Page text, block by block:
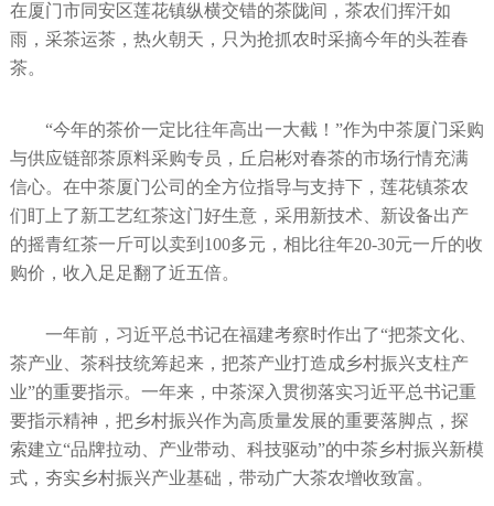
在厦门市同安区莲花镇纵横交错的茶陇间，茶农们挥汗如
雨，采茶运茶，热火朝天，只为抢抓农时采摘今年的头茬春
茶。
“今年的茶价一定比往年高出一大截！”作为中茶厦门采购
与供应链部茶原料采购专员，丘启彬对春茶的市场行情充满
信心。在中茶厦门公司的全方位指导与支持下，莲花镇茶农
们盯上了新工艺红茶这门好生意，采用新技术、新设备出产
的摇青红茶一斤可以卖到100多元，相比往年20-30元一斤的收
购价，收入足足翻了近五倍。
一年前，习近平总书记在福建考察时作出了“把茶文化、
茶产业、茶科技统筹起来，把茶产业打造成乡村振兴支柱产
业”的重要指示。一年来，中茶深入贯彻落实习近平总书记重
要指示精神，把乡村振兴作为高质量发展的重要落脚点，探
索建立“品牌拉动、产业带动、科技驱动”的中茶乡村振兴新模
式，夯实乡村振兴产业基础，带动广大茶农增收致富。